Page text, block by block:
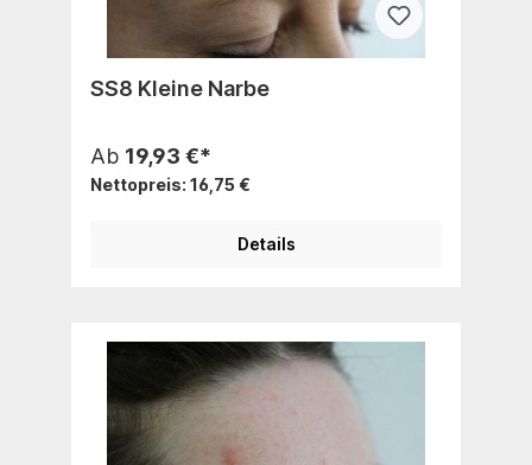
SS8 Kleine Narbe
Ab 19,93 €*
Nettopreis: 16,75 €
Details